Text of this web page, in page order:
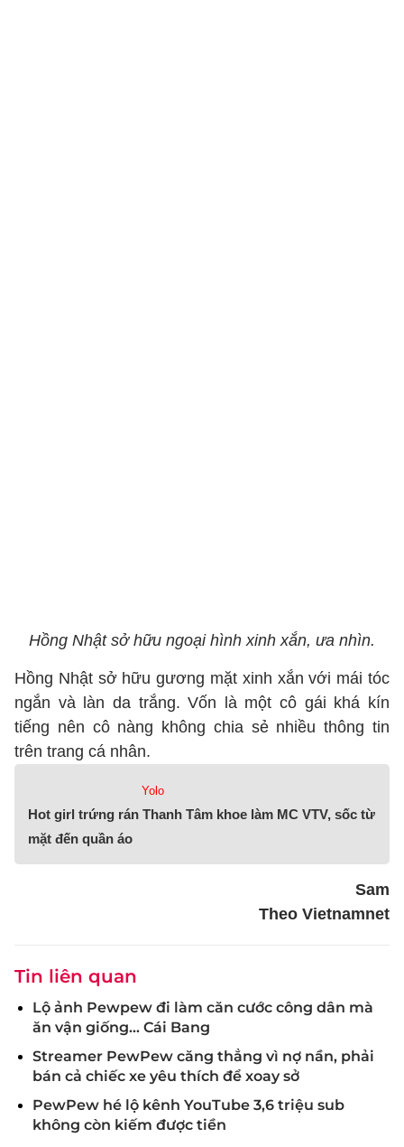
Hồng Nhật sở hữu ngoại hình xinh xắn, ưa nhìn.
Hồng Nhật sở hữu gương mặt xinh xắn với mái tóc
ngắn và làn da trắng. Vốn là một cô gái khá kín
tiếng nên cô nàng không chia sẻ nhiều thông tin
trên trang cá nhân.
Yolo
Hot girl trứng rán Thanh Tâm khoe làm MC VTV, sốc từ
mặt đến quần áo
Sam
Theo Vietnamnet
Tin liên quan
Lộ ảnh Pewpew đi làm căn cước công dân mà
ăn vận giống... Cái Bang
Streamer PewPew căng thẳng vì nợ nần, phải
bán cả chiếc xe yêu thích để xoay sở
PewPew hé lộ kênh YouTube 3,6 triệu sub
không còn kiếm được tiền